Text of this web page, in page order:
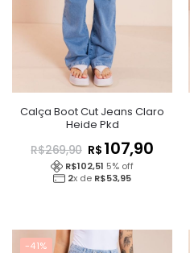
Calça Boot Cut Jeans Claro
Heide Pkd
R$269,90 R$ 107,90
R$102,51 5% off
2x de R$53,95
-41%